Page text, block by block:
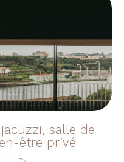
salle de
être privé